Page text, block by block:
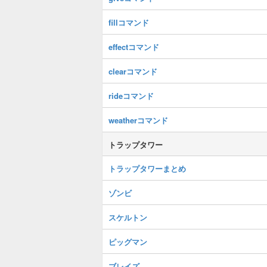
fillコマンド
effectコマンド
clearコマンド
rideコマンド
weatherコマンド
トラップタワー
トラップタワーまとめ
ゾンビ
スケルトン
ピッグマン